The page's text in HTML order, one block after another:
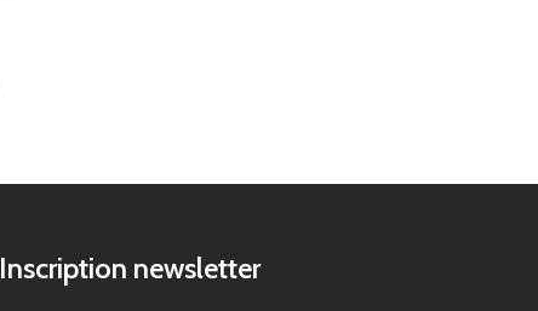
Inscription newsletter